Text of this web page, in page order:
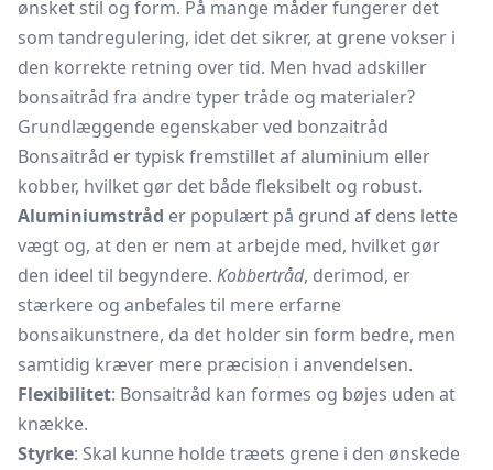
ønsket stil og form. På mange måder fungerer det
som tandregulering, idet det sikrer, at grene vokser i
den korrekte retning over tid. Men hvad adskiller
bonsaitråd fra andre typer tråde og materialer?
Grundlæggende egenskaber ved bonzaitråd
Bonsaitråd er typisk fremstillet af aluminium eller
kobber, hvilket gør det både fleksibelt og robust.
Aluminiumstråd er populært på grund af dens lette
vægt og, at den er nem at arbejde med, hvilket gør
den ideel til begyndere. Kobbertråd, derimod, er
stærkere og anbefales til mere erfarne
bonsaikunstnere, da det holder sin form bedre, men
samtidig kræver mere præcision i anvendelsen.
Flexibilitet: Bonsaitråd kan formes og bøjes uden at
knække.
Styrke: Skal kunne holde træets grene i den ønskede